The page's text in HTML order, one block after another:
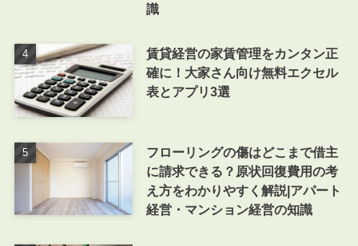
識
賃貸経営の家賃管理をカンタン正
確に！大家さん向け無料エクセル
表とアプリ3選
フローリングの傷はどこまで借主
に請求できる？原状回復費用の考
え方をわかりやすく解説|アパート
経営・マンション経営の知識